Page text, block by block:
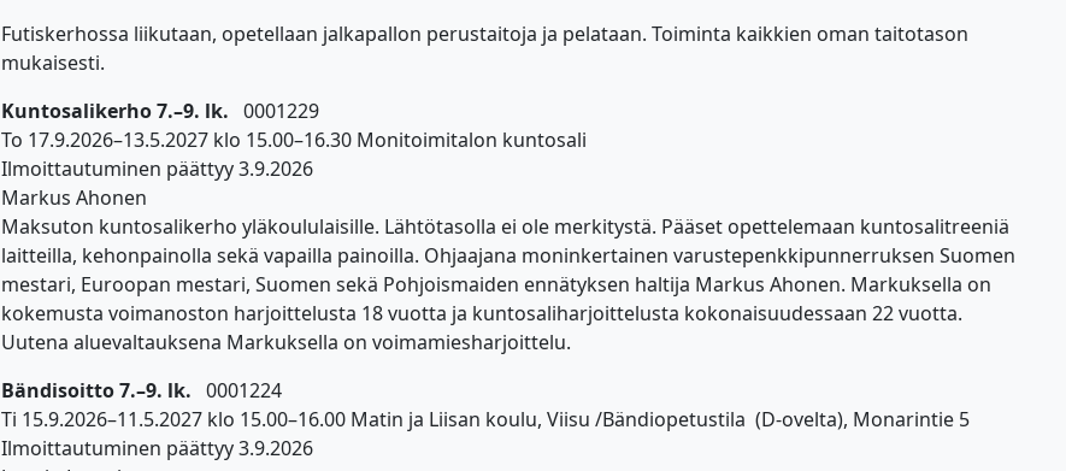
Futiskerhossa liikutaan, opetellaan jalkapallon perustaitoja ja pelataan. Toiminta kaikkien oman taitotason
mukaisesti.
Kuntosalikerho 7.–9. lk. 0001229
To 17.9.2026–13.5.2027 klo 15.00–16.30 Monitoimitalon kuntosali
Ilmoittautuminen päättyy 3.9.2026
Markus Ahonen
Maksuton kuntosalikerho yläkoululaisille. Lähtötasolla ei ole merkitystä. Pääset opettelemaan kuntosalitreeniä
laitteilla, kehonpainolla sekä vapailla painoilla. Ohjaajana moninkertainen varustepenkkipunnerruksen Suomen
mestari, Euroopan mestari, Suomen sekä Pohjoismaiden ennätyksen haltija Markus Ahonen. Markuksella on
kokemusta voimanoston harjoittelusta 18 vuotta ja kuntosaliharjoittelusta kokonaisuudessaan 22 vuotta.
Uutena aluevaltauksena Markuksella on voimamiesharjoittelu.
Bändisoitto 7.–9. lk. 0001224
Ti 15.9.2026–11.5.2027 klo 15.00–16.00 Matin ja Liisan koulu, Viisu /Bändiopetustila (D-ovelta), Monarintie 5
Ilmoittautuminen päättyy 3.9.2026